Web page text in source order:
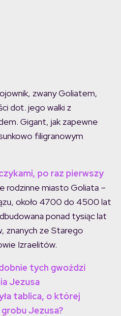
zwany Goliatem,
dot. jego walki z
Gigant, jak zapewne
filigranowym
po raz pierwszy
rodzinne miasto Goliata –
około 4700 do 4500 lat
ponad tysiąc lat
znanych ze Starego
Izraelitów.
tych gwoździ
Jezusa
tablica, o której
Jezusa?